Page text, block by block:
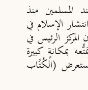
منذ
الإسلام في
الرئيس في
بمكانةٍ كبيرة
يستعرض (الكُتَّاب